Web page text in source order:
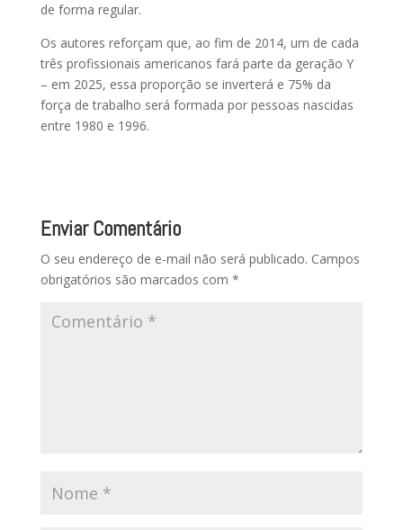
de forma regular.
Os autores reforçam que, ao fim de 2014, um de cada
três profissionais americanos fará parte da geração Y
– em 2025, essa proporção se inverterá e 75% da
força de trabalho será formada por pessoas nascidas
entre 1980 e 1996.
Enviar Comentário
O seu endereço de e-mail não será publicado. Campos
obrigatórios são marcados com *